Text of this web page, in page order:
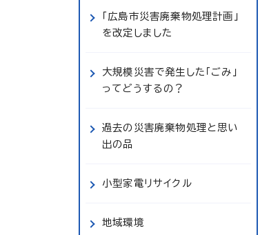
「広島市災害廃棄物処理計画」
を改定しました
大規模災害で発生した「ごみ」
ってどうするの？
過去の災害廃棄物処理と思い
出の品
小型家電リサイクル
地域環境